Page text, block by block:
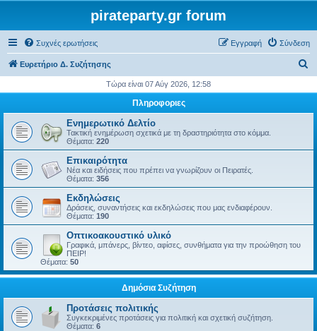
pirateparty.gr forum
Συχνές ερωτήσεις Σύνδεση
Εγγραφή
Ευρετήριο Δ. Συζήτησης
ζ
τ
Τώρα είναι 07 Αύγ 2026, 12:58
Πληροφοριες
Ενημερωτικό Δελτίο
Τακτική ενημέρωση σχετικά με τη δραστηριότητα στο κόμμα.
Θέματα: 220
Επικαιρότητα
Νέα και ειδήσεις που πρέπει να γνωρίζουν οι Πειρατές.
Θέματα: 356
Εκδηλώσεις
Δράσεις, συναντήσεις και εκδηλώσεις που μας ενδιαφέρουν.
Θέματα: 190
Οπτικοακουστικό υλικό
Γραφικά, μπάνερς, βίντεο, αφίσες, συνθήματα για την προώθηση του
ΠΕΙΡ!
Θέματα: 50
Δημόσια Συζήτηση
Προτάσεις πολιτικής
Συγκεκριμένες προτάσεις για πολιτική και σχετική συζήτηση.
Θέματα: 6